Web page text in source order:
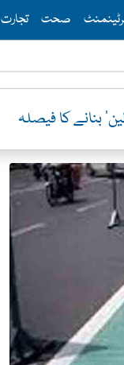
صحت تجارت
بنانے کا فیصلہ